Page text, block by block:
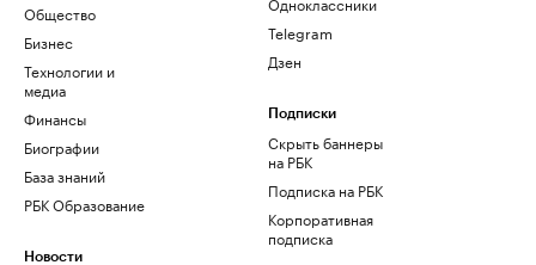
Общество
Бизнес
Технологии и
медиа
Финансы
Биографии
База знаний
РБК Образование
Новости
Telegram
Дзен
Подписки
Скрыть баннеры
на РБК
Подписка на РБК
Корпоративная
подписка